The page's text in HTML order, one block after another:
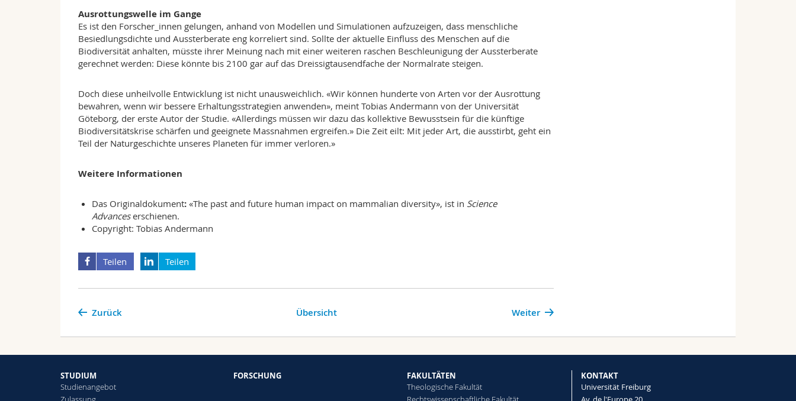
Ausrottungswelle im Gange
Es ist den Forscher_innen gelungen, anhand von Modellen und Simulationen aufzuzeigen, dass menschliche
Besiedlungsdichte und Aussterberate eng korreliert sind. Sollte der aktuelle Einfluss des Menschen auf die
Biodiversität anhalten, müsste ihrer Meinung nach mit einer weiteren raschen Beschleunigung der Aussterberate
gerechnet werden: Diese könnte bis 2100 gar auf das Dreissigtausendfache der Normalrate steigen.
Doch diese unheilvolle Entwicklung ist nicht unausweichlich. «Wir können hunderte von Arten vor der Ausrottung
bewahren, wenn wir bessere Erhaltungsstrategien anwenden», meint Tobias Andermann von der Universität
Göteborg, der erste Autor der Studie. «Allerdings müssen wir dazu das kollektive Bewusstsein für die künftige
Biodiversitätskrise schärfen und geeignete Massnahmen ergreifen.» Die Zeit eilt: Mit jeder Art, die ausstirbt, geht ein
Teil der Naturgeschichte unseres Planeten für immer verloren.»
Weitere Informationen
Das Originaldokument:«The past and future human impact on mammalian diversity», ist in Science
Advances erschienen.
Copyright: Tobias Andermann
Teilen Teilen
Weiter
Zurück Übersicht
STUDIUM
Studienangebot
FORSCHUNG
FAKULTÄTEN
Theologische Fakultät
KONTAKT
Universität Freiburg